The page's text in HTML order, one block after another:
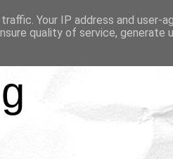
Your IP address and user-
quality of service, generate